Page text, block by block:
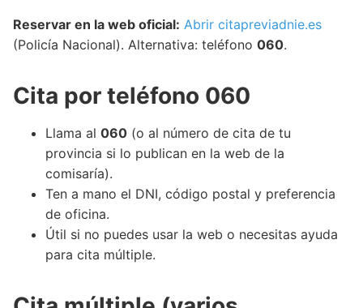
Reservar en la web oficial: Abrir citapreviadnie.es
(Policía Nacional). Alternativa: teléfono 060.
Cita por teléfono 060
Llama al 060 (o al número de cita de tu
provincia si lo publican en la web de la
comisaría).
Ten a mano el DNI, código postal y preferencia
de oficina.
Útil si no puedes usar la web o necesitas ayuda
para cita múltiple.